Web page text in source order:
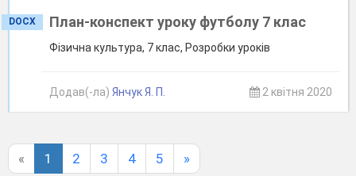
DOCX План-конспект уроку футболу 7 клас
Фізична культура, 7 клас, Розробки уроків
Додав(-ла) Янчук Я. П. 2 квітня 2020
« 1 2 3 4 5 »